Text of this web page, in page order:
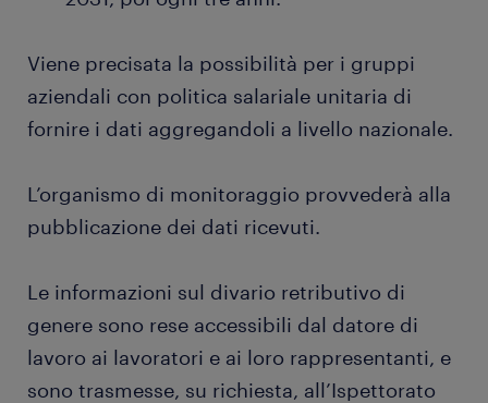
Viene precisata la possibilità per i gruppi
aziendali con politica salariale unitaria di
fornire i dati aggregandoli a livello nazionale.
L’organismo di monitoraggio provvederà alla
pubblicazione dei dati ricevuti.
Le informazioni sul divario retributivo di
genere sono rese accessibili dal datore di
lavoro ai lavoratori e ai loro rappresentanti, e
sono trasmesse, su richiesta, all’Ispettorato